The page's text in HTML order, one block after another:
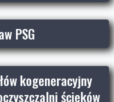
PSG
kogeneracyjny
ścieków